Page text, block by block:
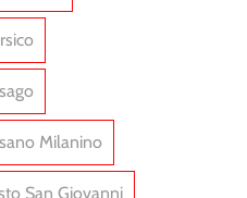
Milanino
San Giovanni